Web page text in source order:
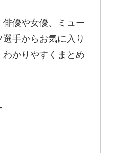
優や女優、ミュー
手からお気に入り
かりやすくまとめ